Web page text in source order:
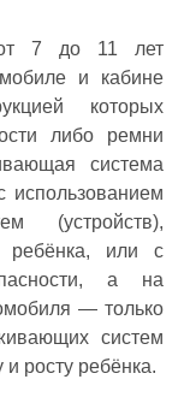
от 7 до 11 лет
и кабине
которых
либо ремни
система
использованием
(устройств),
ребёнка, или с
а на
— только
систем
и росту ребёнка.